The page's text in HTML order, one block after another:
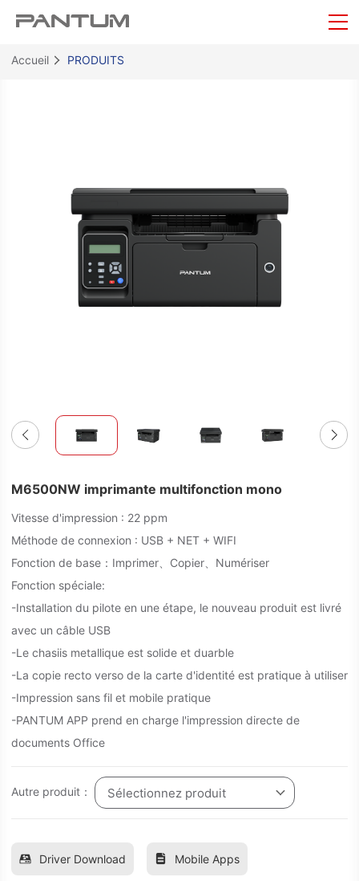
Accueil PRODUITS
M6500NW imprimante multifonction mono
Vitesse d'impression : 22 ppm
Méthode de connexion : USB + NET + WIFI
Fonction de base：Imprimer、Copier、Numériser
Fonction spéciale:
-Installation du pilote en une étape, le nouveau produit est livré
avec un câble USB
-Le chasiis metallique est solide et duarble
-La copie recto verso de la carte d'identité est pratique à utiliser
-Impression sans fil et mobile pratique
-PANTUM APP prend en charge l'impression directe de
documents Office
Autre produit： Sélectionnez produit
Driver Download Mobile Apps